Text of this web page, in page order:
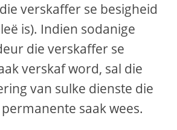
verskaffer se besigheid
is). Indien sodanige
die verskaffer se
verskaf word, sal die
van sulke dienste die
saak wees.